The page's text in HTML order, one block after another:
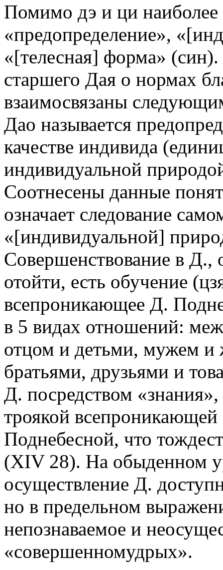
Помимо дэ и ци
«предопределение»,
«[телесная] форма»
старшего Дая о нормах
взаимосвязаны
Дао называется
качестве индивида
индивидуальной
Соотнесены данные
означает следование
«[индивидуальной]
Совершенствование в Д.,
отойти, есть обучение
всепроникающее Д.
в 5 видах отношений:
отцом и детьми, мужем
братьями, друзьями и
Д. посредством
троякой всепроникающей
Поднебесной, что
(XIV 28). На обыденном
осуществление Д.
но в предельном
непознаваемое и
«совершенномудрых».